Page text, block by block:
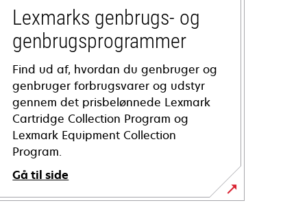
Lexmarks genbrugs- og
genbrugsprogrammer
Find ud af, hvordan du genbruger og
genbruger forbrugsvarer og udstyr
gennem det prisbelønnede Lexmark
Cartridge Collection Program og
Lexmark Equipment Collection
Program.
Gå til side